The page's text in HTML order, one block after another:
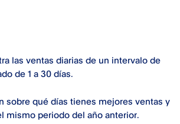
las ventas diarias de un intervalo de
de 1 a 30 días.
sobre qué días tienes mejores ventas y
mismo periodo del año anterior.